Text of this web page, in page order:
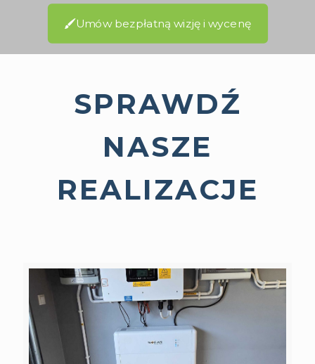
Umów bezpłatną wizję i wycenę
SPRAWDŹ
NASZE
REALIZACJE